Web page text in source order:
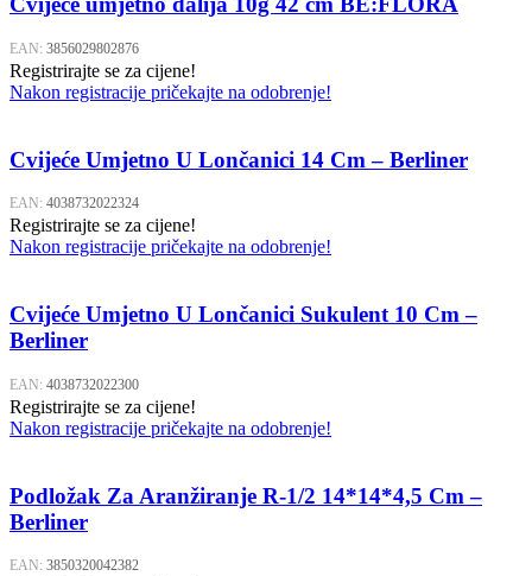
EAN: 3856029802876
Registrirajte se za cijene!
Nakon registracije pričekajte na odobrenje!
Cvijeće Umjetno U Lončanici 14 Cm – Berliner
EAN: 4038732022324
Registrirajte se za cijene!
Nakon registracije pričekajte na odobrenje!
Cvijeće Umjetno U Lončanici Sukulent 10 Cm –
Berliner
EAN: 4038732022300
Registrirajte se za cijene!
Nakon registracije pričekajte na odobrenje!
Podložak Za Aranžiranje R-1/2 14*14*4,5 Cm –
Berliner
EAN: 3850320042382